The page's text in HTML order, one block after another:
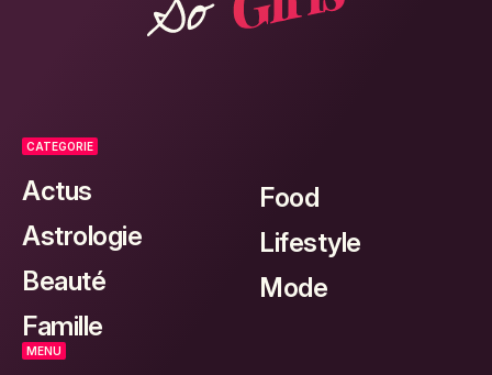
CATEGORIE
Actus
Astrologie
Beauté
Famille
Food
Lifestyle
Mode
MENU